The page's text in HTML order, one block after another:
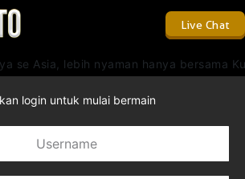
Live Chat
se Asia, lebih nyaman hanya bersama
login untuk mulai bermain